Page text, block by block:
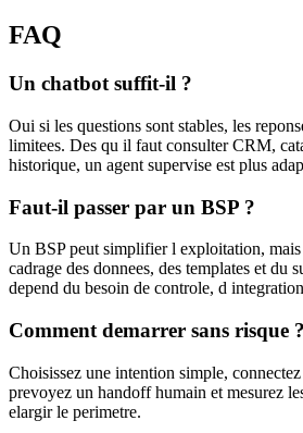
FAQ
Un chatbot suffit-il ?
Oui si les questions sont stables, les
limitees. Des qu il faut consulter CRM,
historique, un agent supervise est plus
Faut-il passer par un BSP ?
Un BSP peut simplifier l exploitation,
cadrage des donnees, des templates et du
depend du besoin de controle, d
Comment demarrer sans risque ?
Choisissez une intention simple,
prevoyez un handoff humain et mesurez
elargir le perimetre.